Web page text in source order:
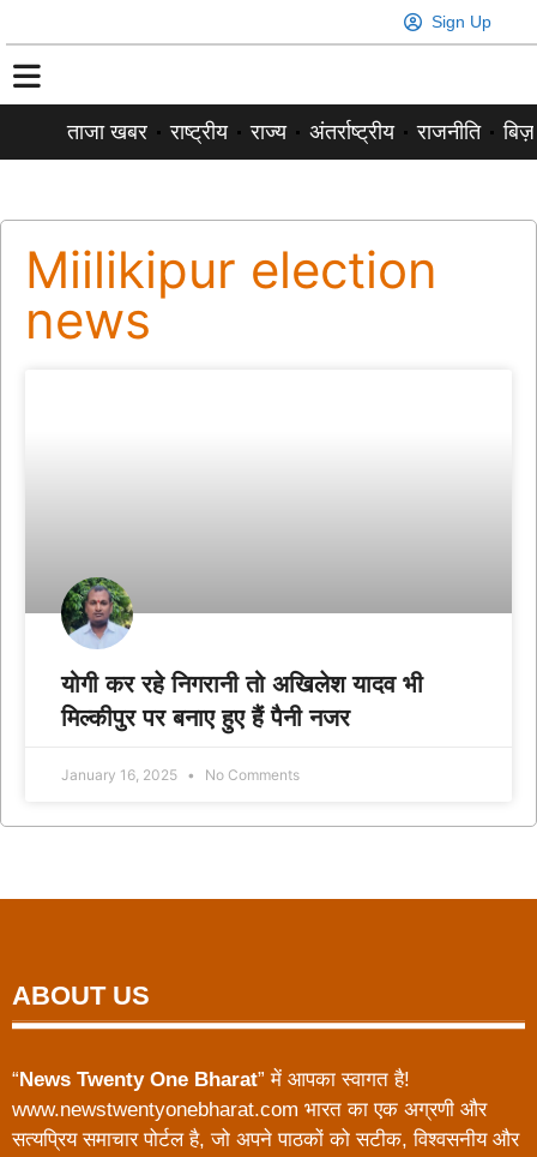
Sign Up
ताजा खबर राष्ट्रीय राज्य अंतर्राष्ट्रीय राजनीति
Miilikipur election
news
योगी कर रहे निगरानी तो अखिलेश यादव भी
मिल्कीपुर पर बनाए हुए हैं पैनी नजर
January 16, 2025 No Comments
ABOUT US
“News Twenty One Bharat” में आपका स्वागत है!
www.newstwentyonebharat.com भारत का एक अग्रणी और
सत्यप्रिय समाचार पोर्टल है, जो अपने पाठकों को सटीक, विश्वसनीय और